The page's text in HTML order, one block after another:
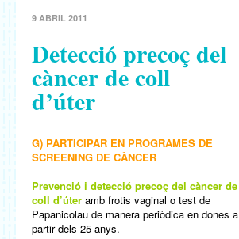
9 ABRIL 2011
Detecció precoç del
càncer de coll
d’úter
G) PARTICIPAR EN PROGRAMES DE
SCREENING DE CÀNCER
Prevenció i detecció precoç del càncer de
coll d’úter amb frotis vaginal o test de
Papanicolau de manera periòdica en dones a
partir dels 25 anys.